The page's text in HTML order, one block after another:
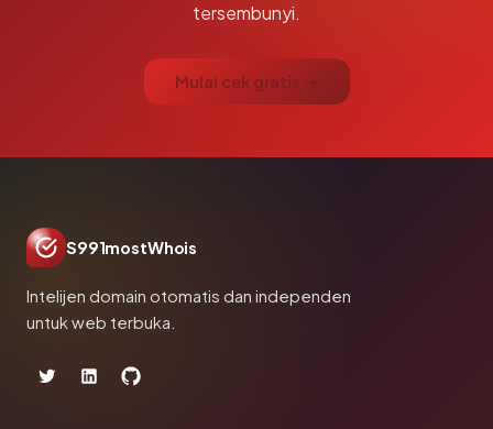
tersembunyi.
Mulai cek gratis →
S991mostWhois
Intelijen domain otomatis dan independen
untuk web terbuka.